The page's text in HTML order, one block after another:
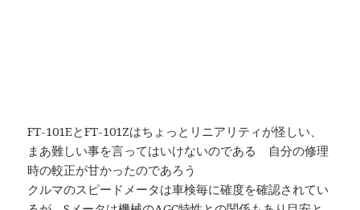
FT-101EとFT-101Zはちょっとリニアリティが怪しい、
まあ難しい事を言ってはいけないのである 自分の修理
時の較正が甘かったのであろう
クルマのスピードメータは車検毎に確度を確認されてい